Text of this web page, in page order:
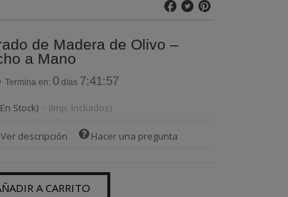
de Madera de Olivo –
a Mano
Termina en: 0 días 7:41:56
Stock) - (Imp. Incluidos)
Ver descripción Hacer una pregunta
A CARRITO